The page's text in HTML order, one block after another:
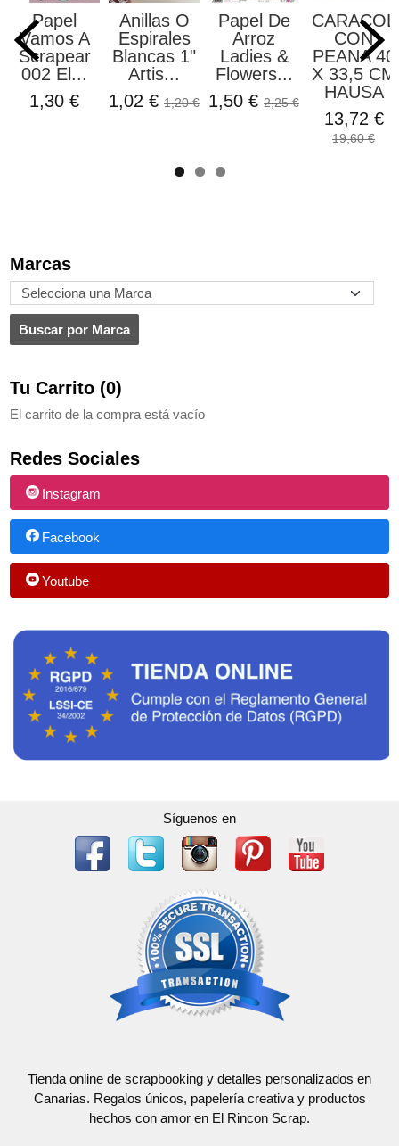
Marcas
Tu Carrito (0)
El carrito de la compra está vacío
Redes Sociales
Instagram
Facebook
Youtube
Papel
Vamos A
Scrapear
002 El...
1,30 €
Anillas O
Espirales
Blancas 1"
Artis...
1,02 € 1,20 €
Papel De
Arroz
Ladies &
Flowers...
1,50 € 2,25 €
CARACOL
CON
PEANA 40
X 33,5 CM
HAUSA
13,72 €
19,60 €
Síguenos en
Tienda online de scrapbooking y detalles personalizados en
Canarias. Regalos únicos, papelería creativa y productos
hechos con amor en El Rincon Scrap.